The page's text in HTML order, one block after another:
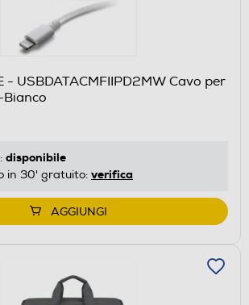
- USBDATACMFIIPD2MW Cavo per
disponibile
in 30' gratuito: verifica
AGGIUNGI